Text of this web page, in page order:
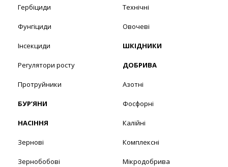
Гербіциди
Фунгіциди
Інсекциди
Регулятори росту
Протруйники
БУР’ЯНИ
НАСІННЯ
Зернові
Зернобобові
Технічні
Овочеві
ШКІДНИКИ
ДОБРИВА
Азотні
Фосфорні
Калійні
Комплексні
Мікродобрива